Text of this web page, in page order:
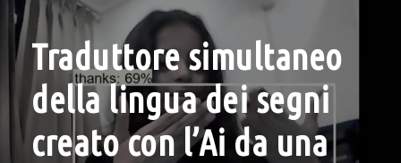
Traduttore simultaneo
della lingua dei segni
creato con l’Ai da una